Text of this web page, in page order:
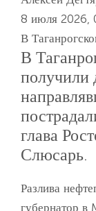
8 июля 2026,
В
В
получили
глава
Слюсарь.
Разлива
губернатор в